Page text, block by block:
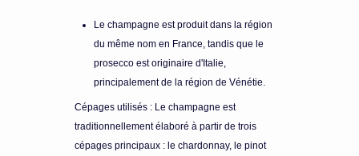
Le champagne est produit dans la région
du même nom en France, tandis que le
prosecco est originaire d'Italie,
principalement de la région de Vénétie.
Cépages utilisés : Le champagne est
traditionnellement élaboré à partir de trois
cépages principaux : le chardonnay, le pinot